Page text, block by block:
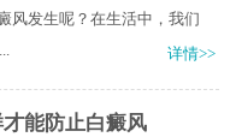
风发生呢？在生活中，我们
详情>>
能防止白癜风